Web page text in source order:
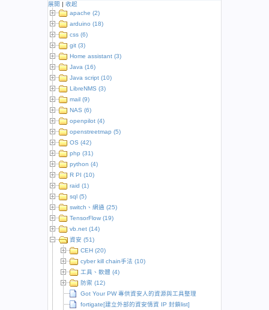
展開 | 收起
apache (2)
arduino (18)
css (6)
git (3)
Home assistant (3)
Java (16)
Java script (10)
LibreNMS (3)
mail (9)
NAS (6)
openpilot (4)
openstreetmap (5)
OS (42)
php (31)
python (4)
R PI (10)
raid (1)
sql (5)
switch、網通 (25)
TensorFlow (19)
vb.net (14)
資安 (51)
CEH (20)
cyber kill chain手法 (10)
工具、軟體 (4)
防禦 (12)
Got Your PW 專供資安人的資源與工具整理
fortigate[建立外部的資安情資 IP 封鎖list]